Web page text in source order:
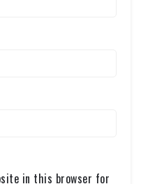
in this browser for